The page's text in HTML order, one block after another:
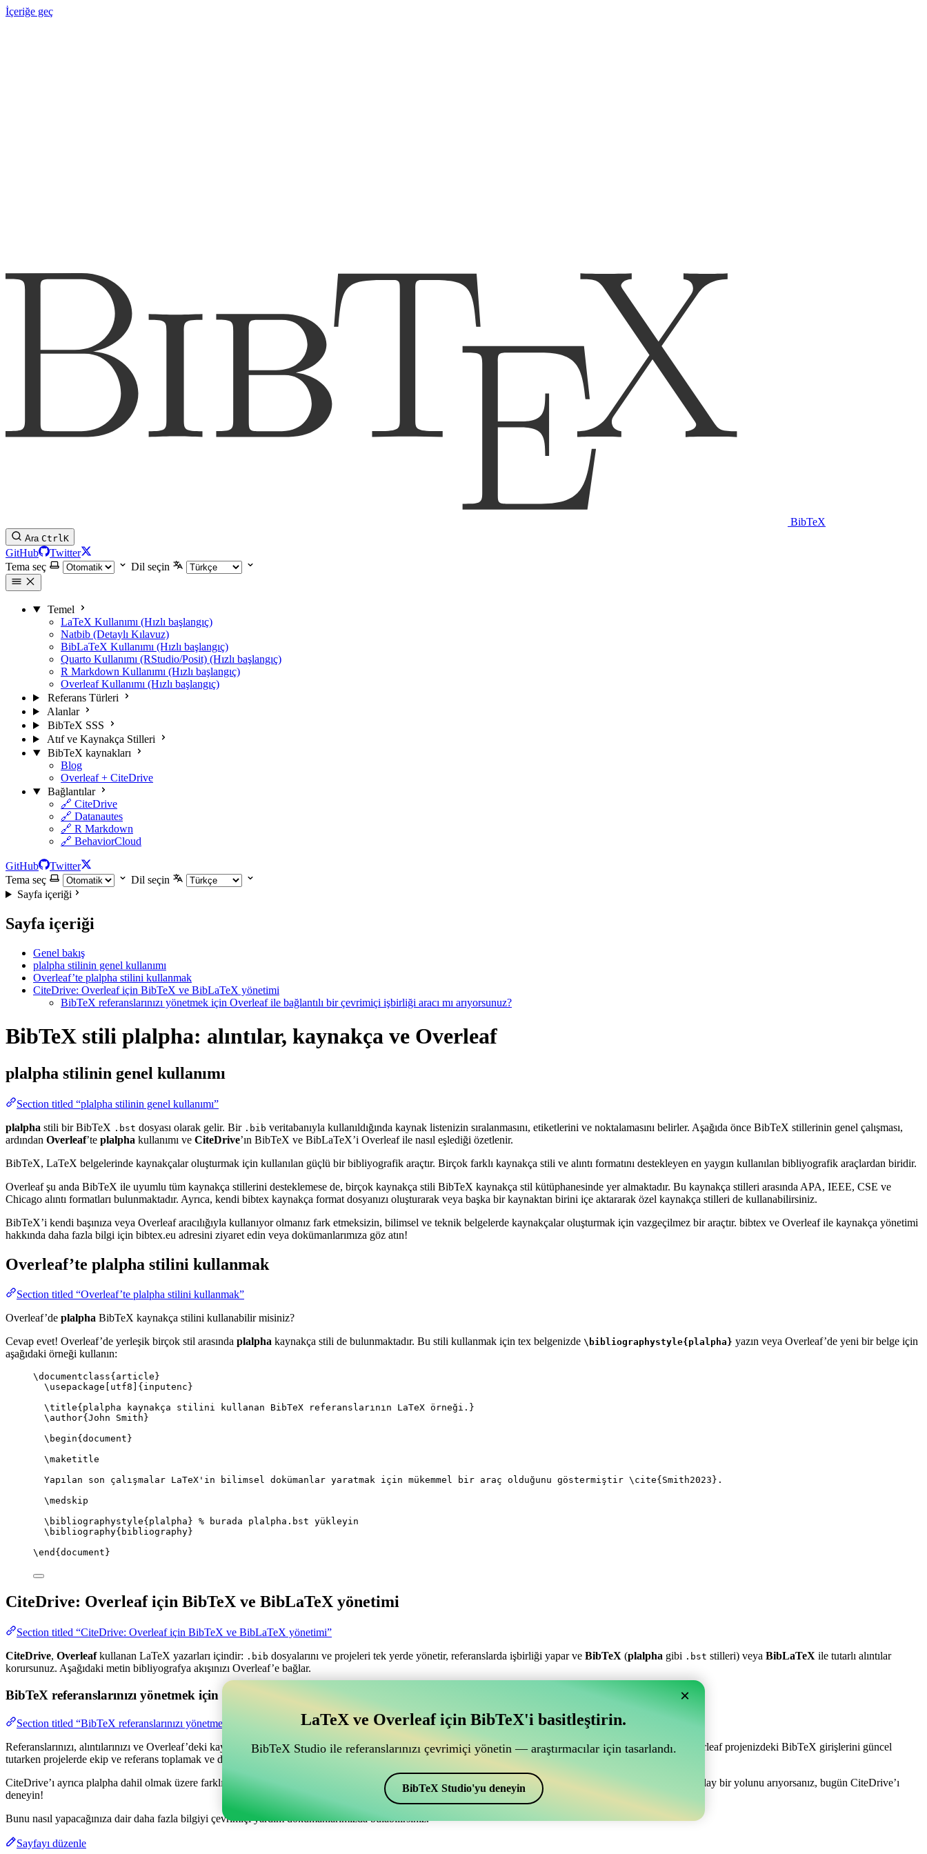
İçeriğe geç
BibTeX
Ara CtrlK
GitHub
Twitter
Tema seç
Dil seçin
Temel
LaTeX Kullanımı (Hızlı başlangıç)
Natbib (Detaylı Kılavuz)
BibLaTeX Kullanımı (Hızlı başlangıç)
Quarto Kullanımı (RStudio/Posit) (Hızlı başlangıç)
R Markdown Kullanımı (Hızlı başlangıç)
Overleaf Kullanımı (Hızlı başlangıç)
Referans Türleri
Alanlar
BibTeX SSS
Atıf ve Kaynakça Stilleri
BibTeX kaynakları
Blog
Overleaf + CiteDrive
Bağlantılar
🔗 CiteDrive
🔗 Datanautes
🔗 R Markdown
🔗 BehaviorCloud
GitHub
Twitter
Tema seç
Dil seçin
Sayfa içeriği
Sayfa içeriği
Genel bakış
plalpha stilinin genel kullanımı
Overleaf’te plalpha stilini kullanmak
CiteDrive: Overleaf için BibTeX ve BibLaTeX yönetimi
BibTeX referanslarınızı yönetmek için Overleaf ile bağlantılı bir çevrimiçi işbirliği aracı mı arıyorsunuz?
BibTeX stili plalpha: alıntılar, kaynakça ve Overleaf
plalpha stilinin genel kullanımı
Section titled “plalpha stilinin genel kullanımı”
plalpha stili bir BibTeX .bst dosyası olarak gelir. Bir .bib veritabanıyla kullanıldığında kaynak listenizin sıralanmasını, etiketlerini ve noktalamasını belirler. Aşağıda önce BibTeX stillerinin genel çalışması,
ardından Overleaf’te plalpha kullanımı ve CiteDrive’ın BibTeX ve BibLaTeX’i Overleaf ile nasıl eşlediği özetlenir.
BibTeX, LaTeX belgelerinde kaynakçalar oluşturmak için kullanılan güçlü bir bibliyografik araçtır. Birçok farklı kaynakça stili ve alıntı formatını destekleyen en yaygın kullanılan bibliyografik araçlardan biridir.
Overleaf şu anda BibTeX ile uyumlu tüm kaynakça stillerini desteklemese de, birçok kaynakça stili BibTeX kaynakça stil kütüphanesinde yer almaktadır. Bu kaynakça stilleri arasında APA, IEEE, CSE ve
Chicago alıntı formatları bulunmaktadır. Ayrıca, kendi bibtex kaynakça format dosyanızı oluşturarak veya başka bir kaynaktan birini içe aktararak özel kaynakça stilleri de kullanabilirsiniz.
BibTeX’i kendi başınıza veya Overleaf aracılığıyla kullanıyor olmanız fark etmeksizin, bilimsel ve teknik belgelerde kaynakçalar oluşturmak için vazgeçilmez bir araçtır. bibtex ve Overleaf ile kaynakça yönetimi
hakkında daha fazla bilgi için bibtex.eu adresini ziyaret edin veya dokümanlarımıza göz atın!
Overleaf’te plalpha stilini kullanmak
Section titled “Overleaf’te plalpha stilini kullanmak”
Overleaf’de plalpha BibTeX kaynakça stilini kullanabilir misiniz?
Cevap evet! Overleaf’de yerleşik birçok stil arasında plalpha kaynakça stili de bulunmaktadır. Bu stili kullanmak için tex belgenizde \bibliographystyle{plalpha} yazın veya Overleaf’de yeni bir belge için
aşağıdaki örneği kullanın:
\documentclass{ article }
\usepackage
utf8 ]{ inputenc }
\title{plalpha kaynakça stilini kullanan BibTeX referanslarının LaTeX örneği.}
\author{John Smith}
\begin{ document }
\maketitle
Yapılan son çalışmalar LaTeX'in bilimsel dokümanlar yaratmak için mükemmel bir araç olduğunu göstermiştir \cite{ Smith2023 }.
\medskip
\bibliographystyle{plalpha} % burada plalpha.bst yükleyin
\bibliography{bibliography}
\end { document }
CiteDrive: Overleaf için BibTeX ve BibLaTeX yönetimi
Section titled “CiteDrive: Overleaf için BibTeX ve BibLaTeX yönetimi”
CiteDrive, Overleafkullanan LaTeX yazarları içindir: .bib dosyalarını ve projeleri tek yerde yönetir, referanslarda işbirliği yapar ve BibTeX (plalpha gibi .bst stilleri) veya BibLaTeX ile tutarlı alıntılar
korursunuz. Aşağıdaki metin bibliyografya akışınızı Overleaf’e bağlar.
BibTeX referanslarınızı yönetmek için Overleaf ile bağlantılı bir çevrimiçi işbirliği aracı mı arıyorsunuz?
Section titled “BibTeX referanslarınızı yönetmek için Overleaf ile bağlantılı bir çevrimiçi işbirliği aracı mı arıyorsunuz?”
Referanslarınızı, alıntılarınızı ve Overleaf’deki kaynakçanızı yönetmeye yardımcı olacak bir çevrimiçi araç arıyorsanız, CiteDrive tam size göre olabilir! Sizi Overleaf projenizdeki BibTeX girişlerini güncel
tutarken projelerde ekip ve referans toplamak ve düzenlemek için olanak sağlar.
CiteDrive’ı ayrıca plalpha dahil olmak üzere farklı stillerde kaynakçalar ve alıntılar oluşturmak için de kullanabilirsiniz. Overleaf’de kaynakçanızı yönetmenin kolay bir yolunu arıyorsanız, bugün CiteDrive’ı
deneyin!
Bunu nasıl yapacağınıza dair daha fazla bilgiyi çevrimiçi yardım dokümanlarımızda bulabilirsiniz.
Sayfayı düzenle
×
LaTeX ve Overleaf için BibTeX'i basitleştirin.
BibTeX Studio ile referanslarınızı çevrimiçi yönetin — araştırmacılar için tasarlandı.
BibTeX Studio'yu deneyin